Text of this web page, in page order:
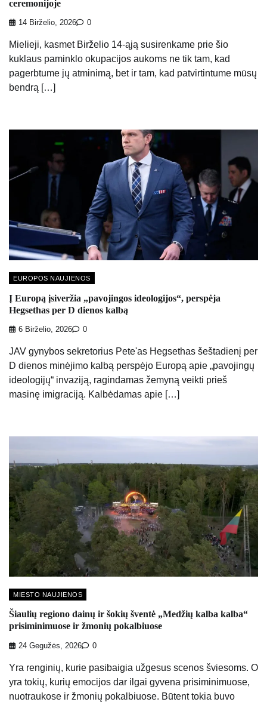
ceremonijoje
14 Birželio, 2026 0
Mielieji, kasmet Birželio 14-ąją susirenkame prie šio
kuklaus paminklo okupacijos aukoms ne tik tam, kad
pagerbtume jų atminimą, bet ir tam, kad patvirtintume mūsų
bendrą […]
EUROPOS NAUJIENOS
Į Europą įsiveržia „pavojingos ideologijos“, perspėja
Hegsethas per D dienos kalbą
6 Birželio, 2026 0
JAV gynybos sekretorius Pete'as Hegsethas šeštadienį per
D dienos minėjimo kalbą perspėjo Europą apie „pavojingų
ideologijų“ invaziją, ragindamas žemyną veikti prieš
masinę imigraciją. Kalbėdamas apie […]
MIESTO NAUJIENOS
Šiaulių regiono dainų ir šokių šventė „Medžių kalba kalba“
prisiminimuose ir žmonių pokalbiuose
24 Gegužės, 2026 0
Yra renginių, kurie pasibaigia užgesus scenos šviesoms. O
yra tokių, kurių emocijos dar ilgai gyvena prisiminimuose,
nuotraukose ir žmonių pokalbiuose. Būtent tokia buvo